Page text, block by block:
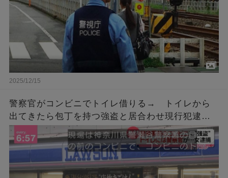
2025/12/15
警察官がコンビニでトイレ借りる→ トイレから
出てきたら包丁を持つ強盗と居合わせ現行犯逮捕
「こんなん笑うわ」「間が悪すぎる」